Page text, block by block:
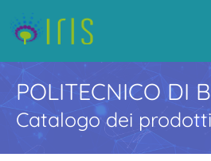
POLITECNICO DI
Catalogo dei